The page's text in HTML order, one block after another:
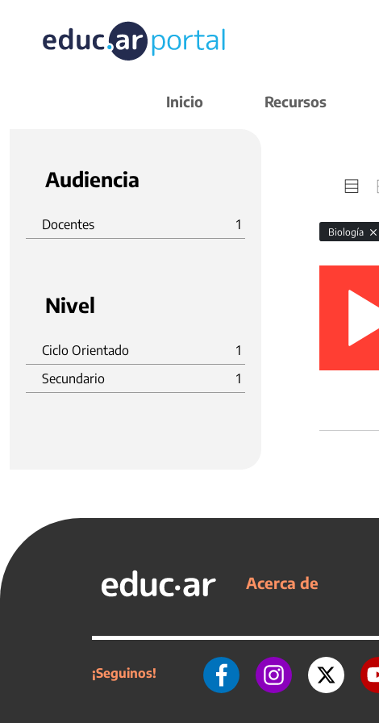
Inicio Recursos
Audiencia
Docentes 1
Nivel
Ciclo Orientado
1
Secundario
1
Biología
Acerca de
¡Seguinos!